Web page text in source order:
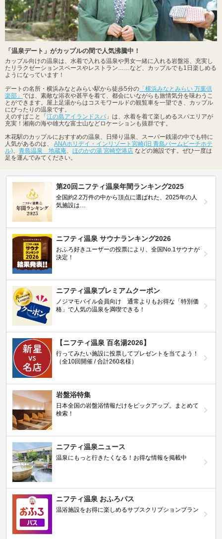
「温泉デート」がカップルの間で人気沸騰中！
カップル向けの温泉は、水着で入れる温泉や男女一緒に入れる岩盤浴、充実し
たリラクゼーションスペースやレストラン……など、カップルでも1日楽しめる
ようになっています！
デートの名所・横浜みなとみらい駅から徒歩5分の 「横浜みなとみらい 万葉倶
楽部」 では、素敵な浴衣や甚平を着て、都会にいながらも旅情気分を味わうこ
とができます。屋上足湯からはコスモワールドの観覧車を一望でき、カップル
にぴったりの温泉です。
えのすぱこと「江の島アイランドスパ 」は、水着を着て楽しめるスパエリアが
充実！湘南の海や雄大な富士山などロケーションも抜群です。
木花駅のカップルにおすすめの温泉、日帰り温泉、スーパー銭湯の中でも特に
人気があるのは、 ANAホリデイ・インリゾート宮崎(旧 青島パームビーチホテ
ル)
青島温泉 地蔵庵 ほのかの湯 宮崎空港店 などの施設です。ぜひ一度は
足を運んでみてください。
第20回ニフティ温泉年間ランキング2025
全国約2.2万件の中から頂点に選ばれた、2025年の人
気施設は…
ニフティ温泉 サウナランキング2026
おふろ好きユーザーの投票により、全国No.1サウナが
決定！
ニフティ温泉プレミアムクーポン
ノジマモバイル会員向け 通常よりもお得な「特別価
格」で人気の温泉を満喫できる！
【ニフティ温泉 百名湯2026】
行ってみたい施設に投票してプレゼントを当てよう！
（全10回開催 / 合計260名様）
岩盤浴特集
日本全国の岩盤浴情報だけをピックアップ。まとめて
検索！
ニフティ温泉ニュース
温泉にもっと行きたくなる！お得な情報を掲載中
ニフティ温泉 おふろパス
温浴施設をお得に楽しめるサブスクリプションプラン